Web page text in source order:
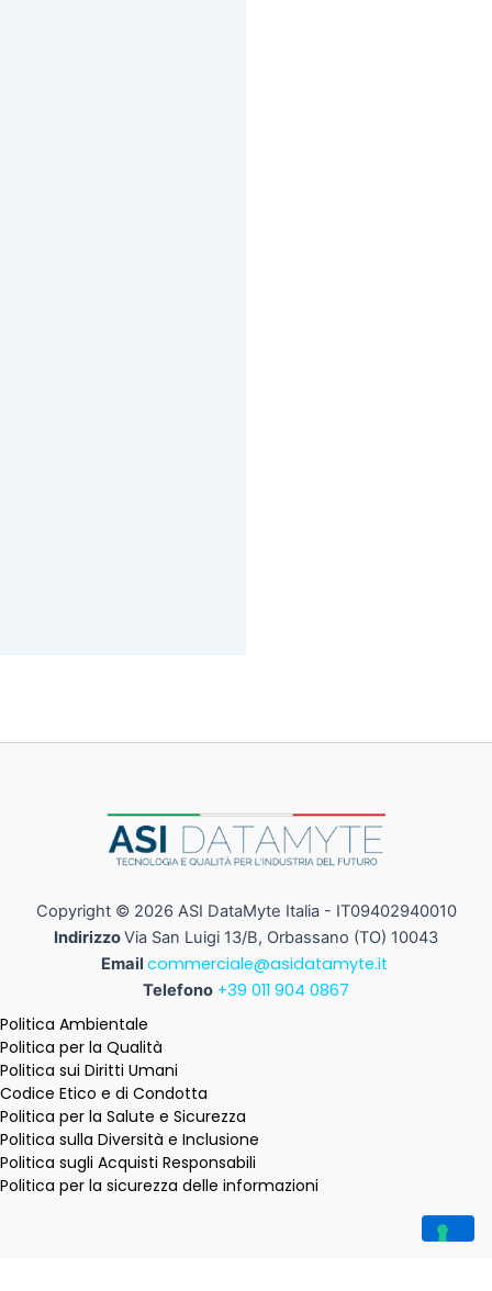
Copyright © 2026 ASI DataMyte Italia - IT09402940010
IndirizzoVia San Luigi 13/B, Orbassano (TO) 10043
Email commerciale@asidatamyte.it
Telefono +39 011 904 0867
Politica Ambientale
Politica per la Qualità
Politica sui Diritti Umani
Codice Etico e di Condotta
Politica per la Salute e Sicurezza
Politica sulla Diversità e Inclusione
Politica sugli Acquisti Responsabili
Politica per la sicurezza delle informazioni